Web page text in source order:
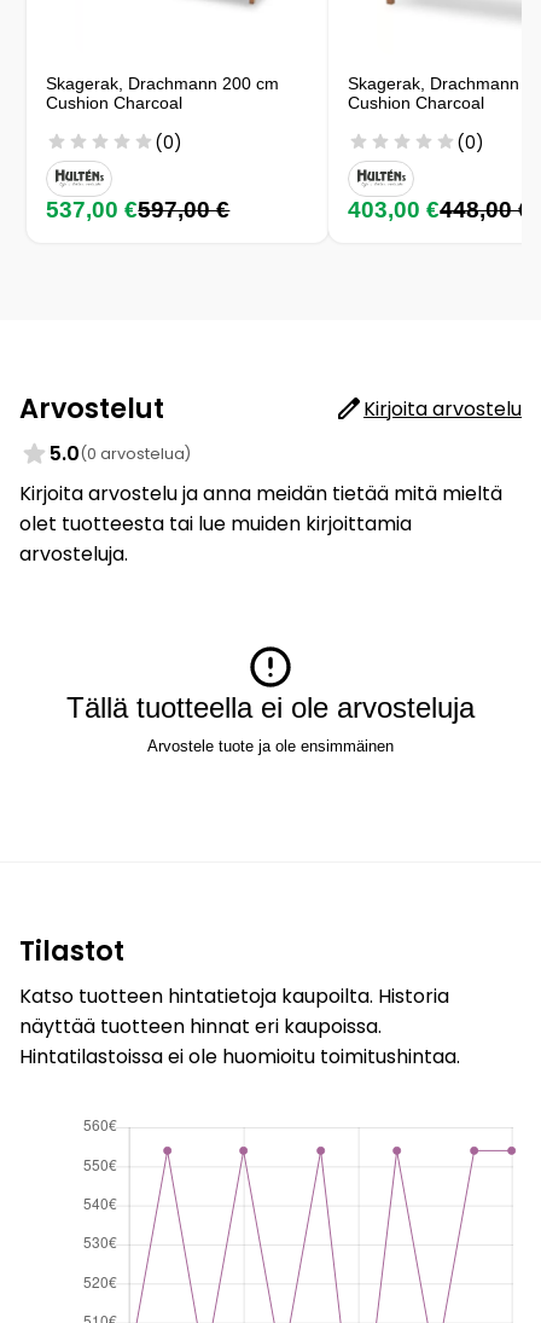
Skagerak, Drachmann 200 cm
Cushion Charcoal
(0)
537,00 €597,00 €
Skagerak, Drachmann
Cushion Charcoal
(0)
403,00 €448,00 €
Arvostelut
Kirjoita arvostelu
5.0(0 arvostelua)
Kirjoita arvostelu ja anna meidän tietää mitä mieltä
olet tuotteesta tai lue muiden kirjoittamia
arvosteluja.
Tällä tuotteella ei ole arvosteluja
Arvostele tuote ja ole ensimmäinen
Tilastot
Katso tuotteen hintatietoja kaupoilta. Historia
näyttää tuotteen hinnat eri kaupoissa.
Hintatilastoissa ei ole huomioitu toimitushintaa.